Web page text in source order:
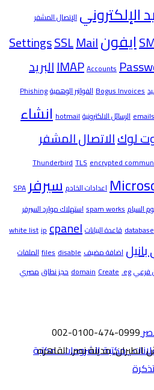
الإلكتروني الإتصال المشفر
ايفون SettingsSSLMail
IMAPAccounts
البريد
Bogus Invoicesالفواتير الوهميةPhishing
emailsالرسائل الالكترونيةhotmailانشاء
لوكالاتصال المشفر
ThunderbirdTLSencrypted
اعدادات الخادمسيرفرSPA
السبامspam worksاستهلاك موارد السيرفر
databaseقاعدة البيانات white listipcpanel
اضافة مضيف filesdisable
الملفات
فرعي domainCreate.eg حجز نطاقمصري
مكتبة الشروحاتمكتبة
002-0100-474-0999